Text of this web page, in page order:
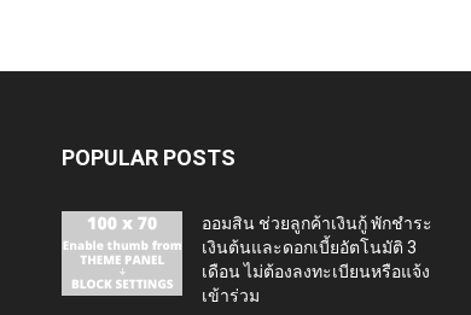
POPULAR POSTS
ออมสิน ช่วยลูกค้าเงินกู้ พักชำระ
เงินต้นและดอกเบี้ยอัตโนมัติ 3
เดือน ไม่ต้องลงทะเบียนหรือแจ้ง
เข้าร่วม